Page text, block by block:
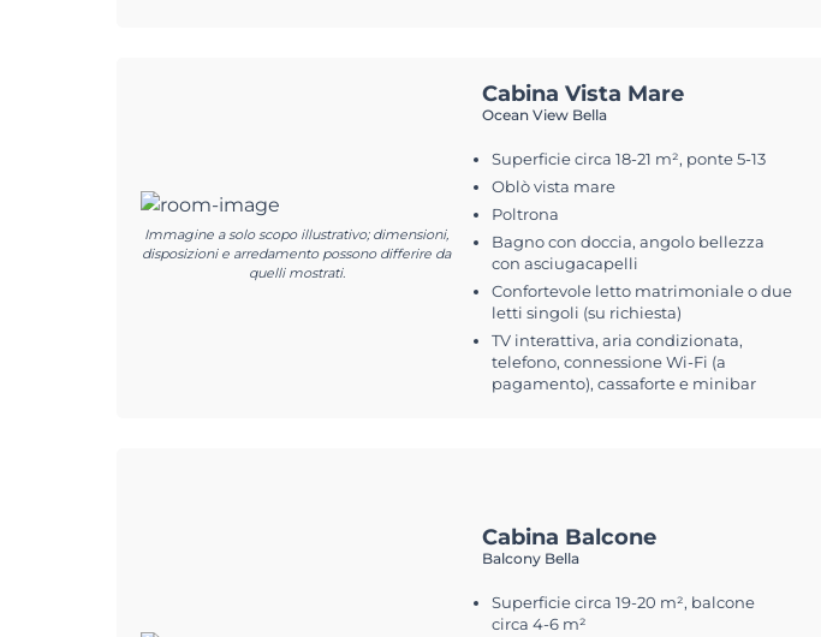
Immagine a solo scopo illustrativo; dimensioni,
disposizioni e arredamento possono differire da
quelli mostrati.
Cabina Vista Mare
Ocean View Bella
Superficie circa 18-21 m², ponte 5-13
Oblò vista mare
Poltrona
Bagno con doccia, angolo bellezza
con asciugacapelli
Confortevole letto matrimoniale o due
letti singoli (su richiesta)
TV interattiva, aria condizionata,
telefono, connessione Wi-Fi (a
pagamento), cassaforte e minibar
Cabina Balcone
Balcony Bella
Superficie circa 19-20 m², balcone
circa 4-6 m²